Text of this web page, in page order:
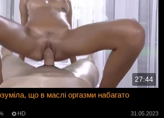
27:44
що в маслі оргазми набагато
HD 31.05.2023